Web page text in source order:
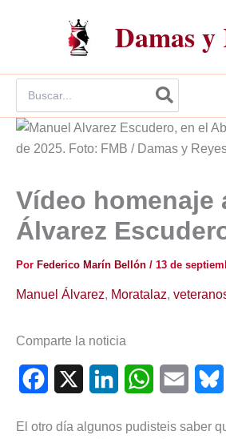
Damas y
por:
Vídeo homenaje
Álvarez
Por Federico Marín Bellón / 13 de
Manuel Álvarez, Moratalaz,
Comparte la noticia
W
El otro día algunos pudisteis saber